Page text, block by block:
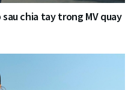
chia tay trong MV quay